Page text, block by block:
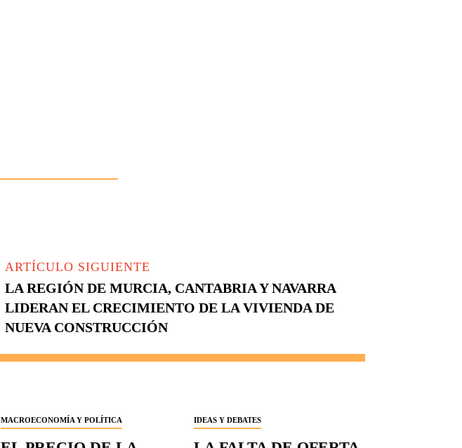
ARTÍCULO SIGUIENTE
LA REGIÓN DE MURCIA, CANTABRIA Y NAVARRA
LIDERAN EL CRECIMIENTO DE LA VIVIENDA DE
NUEVA CONSTRUCCIÓN
MACROECONOMÍA Y POLÍTICA IDEAS Y DEBATES